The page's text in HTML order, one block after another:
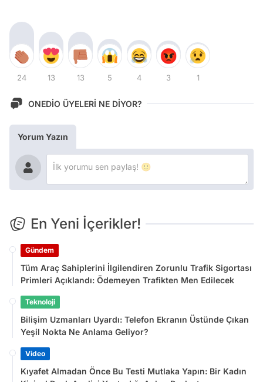
24 13 13 5 4 3 1
ONEDİO ÜYELERİ NE DİYOR?
Yorum Yazın
En Yeni İçerikler!
Gündem
Tüm Araç Sahiplerini İlgilendiren Zorunlu Trafik Sigortası
Primleri Açıklandı: Ödemeyen Trafikten Men Edilecek
Teknoloji
Bilişim Uzmanları Uyardı: Telefon Ekranın Üstünde Çıkan
Yeşil Nokta Ne Anlama Geliyor?
Video
Kıyafet Almadan Önce Bu Testi Mutlaka Yapın: Bir Kadın